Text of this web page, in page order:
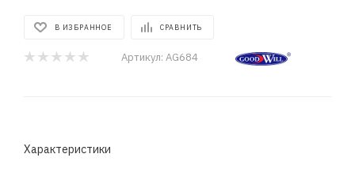
В ИЗБРАННОЕ СРАВНИТЬ
Артикул: AG684
Характеристики